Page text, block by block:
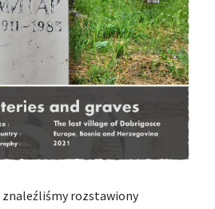
znaleźliśmy rozstawiony